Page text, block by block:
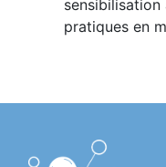
pratiques en